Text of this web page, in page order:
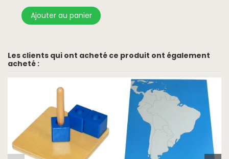
Ajouter au panier
Les clients qui ont acheté ce produit ont également
acheté :